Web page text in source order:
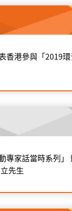
香港參與「2019
專家話當時系列」
先生